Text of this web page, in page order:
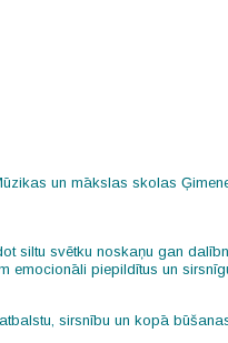
un mākslas skolas
siltu svētku noskaņu gan
piepildītus un
sirsnību un kopā